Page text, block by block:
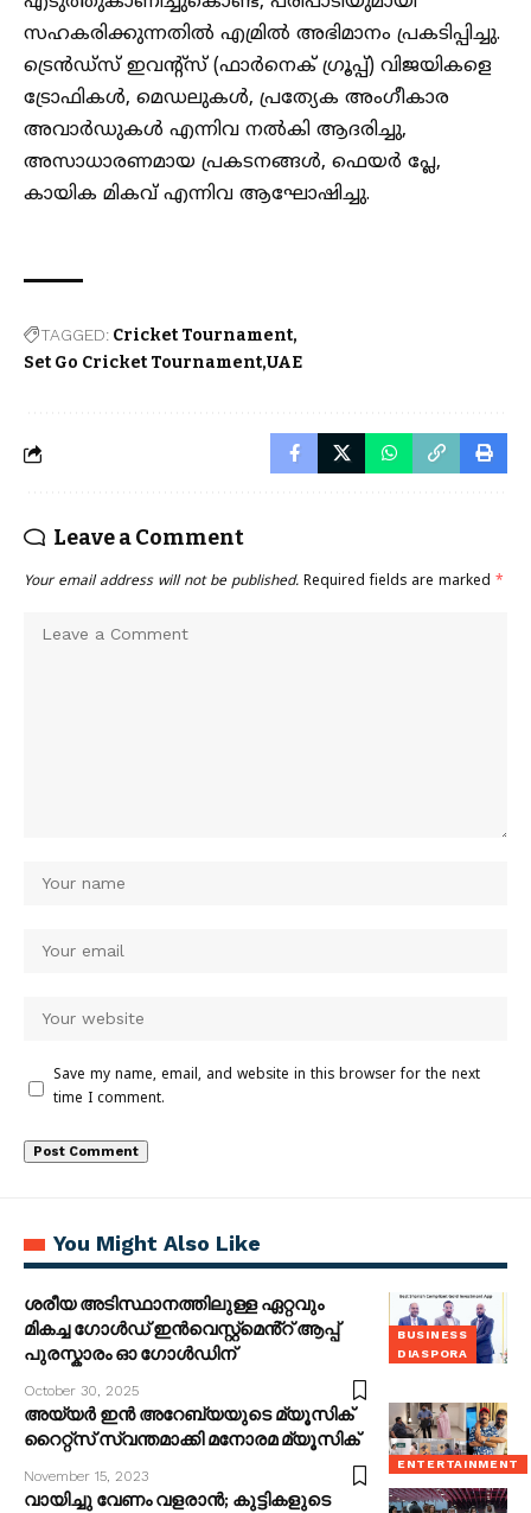
സഹകരിക്കുന്നതിൽ എമ്രിൽ അഭിമാനം പ്രകടിപ്പിച്ചു.
ട്രെൻഡ്സ് ഇവന്റ്സ് (ഫാർനെക് ഗ്രൂപ്പ്) വിജയികളെ
ട്രോഫികൾ, മെഡലുകൾ, പ്രത്യേക അംഗീകാര
അവാർഡുകൾ എന്നിവ നൽകി ആദരിച്ചു,
അസാധാരണമായ പ്രകടനങ്ങൾ, ഫെയർ പ്ലേ,
കായിക മികവ് എന്നിവ ആഘോഷിച്ചു.
TAGGED: Cricket Tournament
Set Go Cricket Tournament UAE
Leave a Comment
Your email address will not be published. Required fields are marked *
Save my name, email, and website in this browser for the next
time I comment.
You Might Also Like
BUSINESS
DIASPORA
ശരീയ അടിസ്ഥാനത്തിലുള്ള ഏറ്റവും
മികച്ച ഗോൾഡ് ഇൻവെസ്റ്റ്മെൻ്റ് ആപ്പ്
പുരസ്കാരം ഓ ഗോൾഡിന്
October 30, 2025
ENTERTAINMENT
അയ്യർ ഇൻ അറേബ്യയുടെ മ്യൂസിക്
റൈറ്റ്‌സ് സ്വന്തമാക്കി മനോരമ മ്യൂസിക്
November 15, 2023
വായിച്ചു വേണം വളരാൻ; കുട്ടികളുടെ